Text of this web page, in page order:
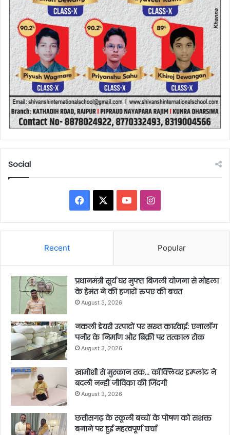
Social
Facebook YouTubeInstagram
Recent Popular
प्रधानमंत्री सूर्य घर मुफ्त बिजली योजना से मोहला
के हेमंत ने की हजारों रुपए की बचत
August 3, 2026
नकली डेयरी उत्पादों पर सख्त कार्रवाई: एनालॉग
पनीर के निर्माण और बिक्री पर तत्काल रोक
August 3, 2026
खामोशी से मुस्कान तक… कॉक्लियर इम्प्लांट ने
बदली नन्हीं जीविका की जिंदगी
August 3, 2026
छत्तीसगढ़ के स्कूली बच्चों के पोषण को सशक्त
बनाने पर हुई महत्वपूर्ण चर्चा